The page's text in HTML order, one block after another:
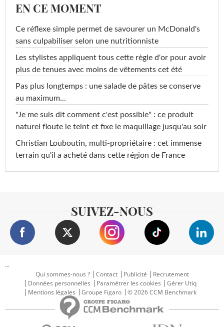
EN CE MOMENT
Ce réflexe simple permet de savourer un McDonald's
sans culpabiliser selon une nutritionniste
Les stylistes appliquent tous cette règle d'or pour avoir
plus de tenues avec moins de vêtements cet été
Pas plus longtemps : une salade de pâtes se conserve
au maximum...
"Je me suis dit comment c'est possible" : ce produit
naturel floute le teint et fixe le maquillage jusqu'au soir
Christian Louboutin, multi-propriétaire : cet immense
terrain qu'il a acheté dans cette région de France
SUIVEZ-NOUS
...
Qui sommes-nous ?
Contact Publicité
Recrutement
Données personnelles
Paramétrer les cookies
Gérer Utiq
Mentions légales
Groupe Figaro © 2026 CCM Benchmark